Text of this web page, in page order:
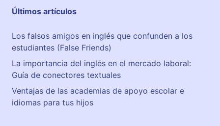
Últimos artículos
Los falsos amigos en inglés que confunden a los
estudiantes (False Friends)
La importancia del inglés en el mercado laboral:
Guía de conectores textuales
Ventajas de las academias de apoyo escolar e
idiomas para tus hijos